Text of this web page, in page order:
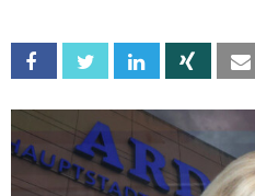
Facebook Twitter Linkedin Xing